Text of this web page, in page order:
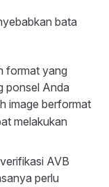
bata
format yang
ponsel Anda
image berformat
melakukan
AVB
perlu